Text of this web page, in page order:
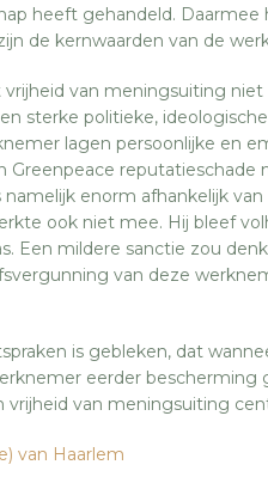
heeft gehandeld.
de kernwaarden van de
vrijheid van meningsuiting
sterke politieke,
lagen persoonlijke en
Greenpeace
namelijk enorm afhankelijk
ook niet mee. Hij bleef
Een mildere sanctie zou
van deze
is gebleken, dat
eerder
vrijheid van meningsuiting
van Haarlem